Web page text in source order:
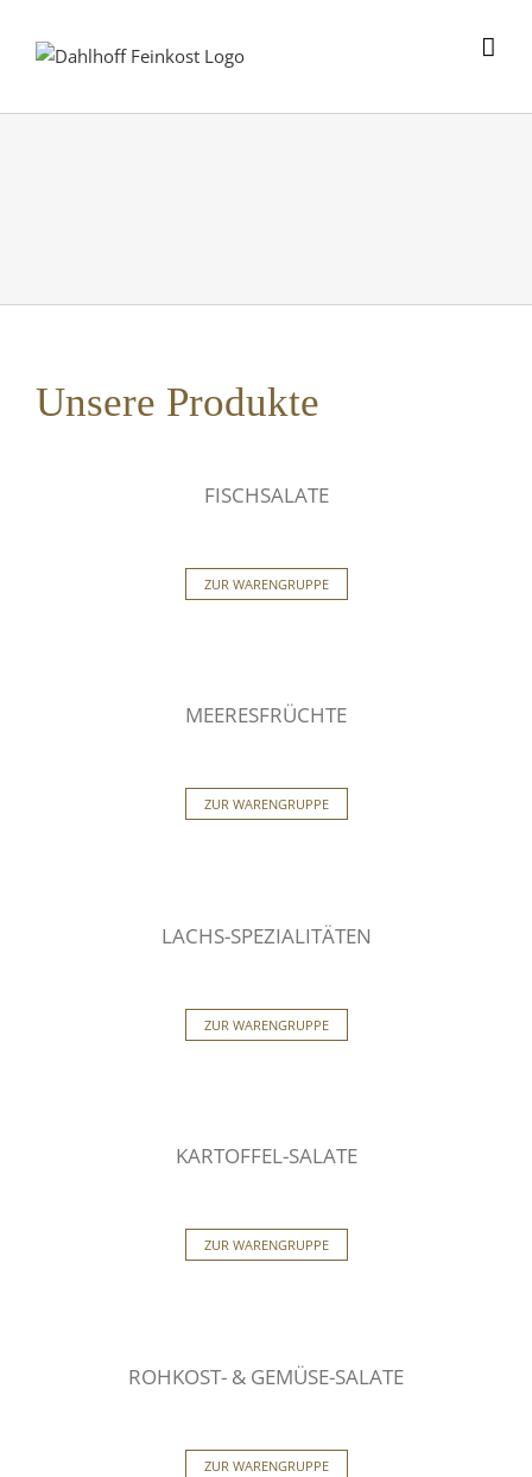
Unsere Produkte
FISCHSALATE
ZUR WARENGRUPPE
MEERESFRÜCHTE
ZUR WARENGRUPPE
LACHS-SPEZIALITÄTEN
ZUR WARENGRUPPE
KARTOFFEL-SALATE
ZUR WARENGRUPPE
ROHKOST- & GEMÜSE-SALATE
ZUR WARENGRUPPE